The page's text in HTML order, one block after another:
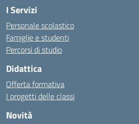
I Servizi
Personale scolastico
Famiglie e studenti
Percorsi di studio
Didattica
Offerta formativa
I progetti delle classi
Novità